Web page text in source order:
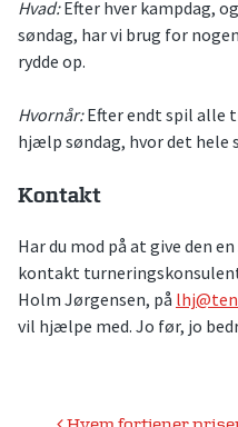
Hvad:Efter hver kampdag,
søndag, har vi brug for
rydde op.
Hvornår:Efter endt spil alle
hjælp søndag, hvor det hele
Kontakt
Har du mod på at give den
kontakt turneringskonsulent
Holm Jørgensen, på
vil hjælpe med. Jo før, jo